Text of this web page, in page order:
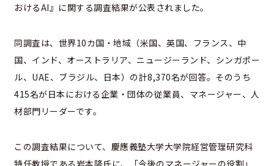
おけるAI』に関する調査結果が公表されました。
同調査は、世界10カ国・地域（米国、英国、フランス、中
国、インド、オーストラリア、ニュージーランド、シンガポー
ル、UAE、ブラジル、日本）の計8,370名が回答。そのうち
415名が日本における企業・団体の従業員、マネージャー、人
材部門リーダーです。
この調査結果について、慶應義塾大学大学院経営管理研究科
特任教授である岩本隆氏に、「今後のマネージャーの役割」